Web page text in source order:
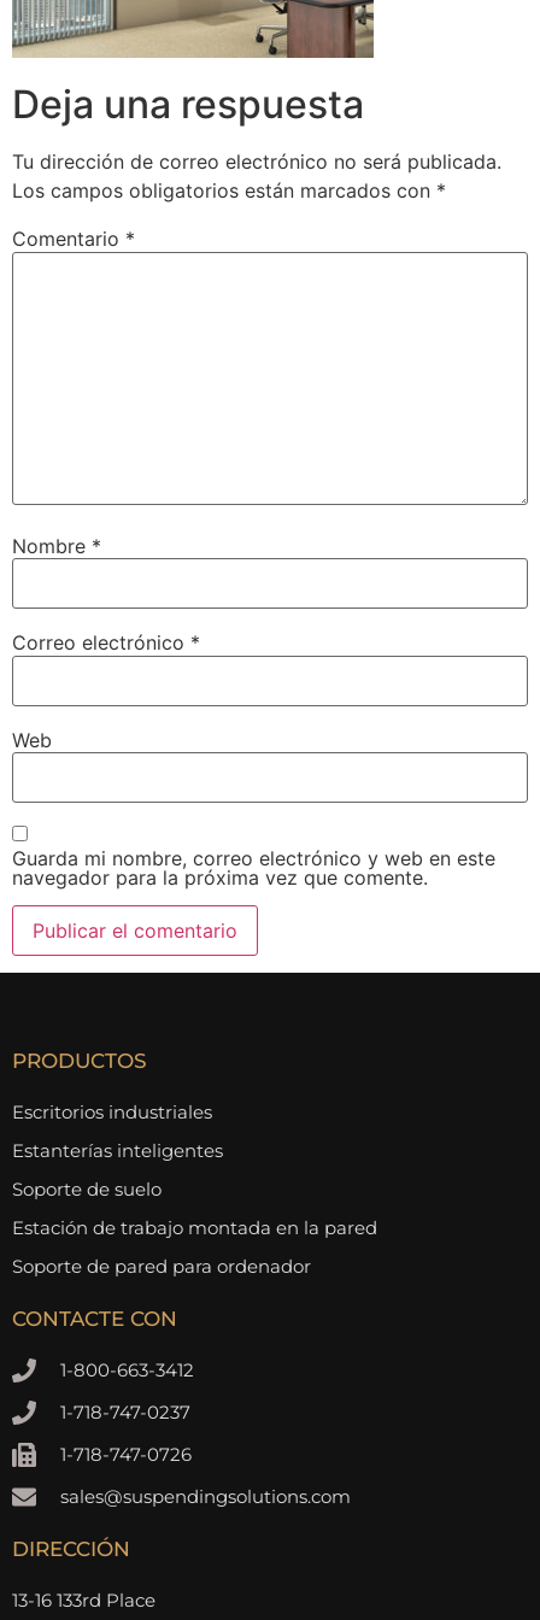
Deja una respuesta
Tu dirección de correo electrónico no será publicada.
Los campos obligatorios están marcados con *
Comentario *
Nombre *
Correo electrónico *
Web
Guarda mi nombre, correo electrónico y web en este
navegador para la próxima vez que comente.
PRODUCTOS
Escritorios industriales
Estanterías inteligentes
Soporte de suelo
Estación de trabajo montada en la pared
Soporte de pared para ordenador
CONTACTE CON
1-800-663-3412
1-718-747-0237
1-718-747-0726
sales@suspendingsolutions.com
DIRECCIÓN
13-16 133rd Place